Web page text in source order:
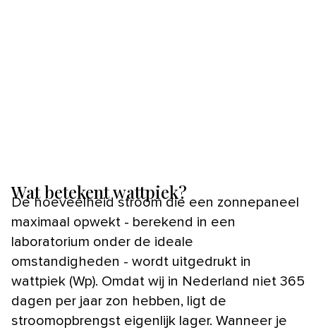
Wat betekent wattpiek?
De hoeveelheid stroom die een zonnepaneel
maximaal opwekt - berekend in een
laboratorium onder de ideale
omstandigheden - wordt uitgedrukt in
wattpiek (Wp). Omdat wij in Nederland niet 365
dagen per jaar zon hebben, ligt de
stroomopbrengst eigenlijk lager. Wanneer je